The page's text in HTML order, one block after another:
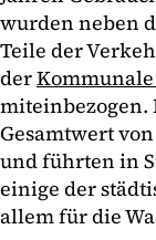
wurden neben
Teile der
der
miteinbezogen.
Gesamtwert
und führten in
einige der
allem für die